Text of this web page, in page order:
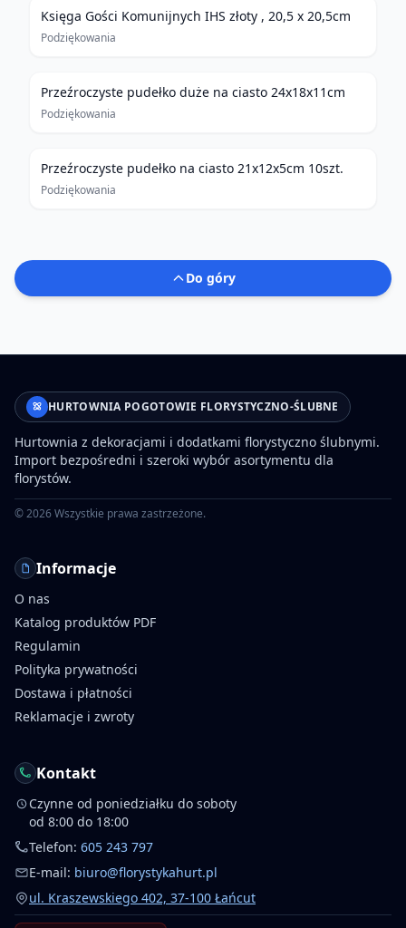
Księga Gości Komunijnych IHS złoty , 20,5 x 20,5cm
Podziękowania
Przeźroczyste pudełko duże na ciasto 24x18x11cm
Podziękowania
Przeźroczyste pudełko na ciasto 21x12x5cm 10szt.
Podziękowania
Do góry
HURTOWNIA POGOTOWIE FLORYSTYCZNO-ŚLUBNE
Hurtownia z dekoracjami i dodatkami florystyczno ślubnymi.
Import bezpośredni i szeroki wybór asortymentu dla
florystów.
©2026Wszystkie prawa zastrzeżone.
Informacje
O nas
Katalog produktów PDF
Regulamin
Polityka prywatności
Dostawa i płatności
Reklamacje i zwroty
Kontakt
Czynne od poniedziałku do soboty
od 8:00 do 18:00
Telefon: 605 243 797
E-mail: biuro@florystykahurt.pl
ul. Kraszewskiego 402, 37-100 Łańcut